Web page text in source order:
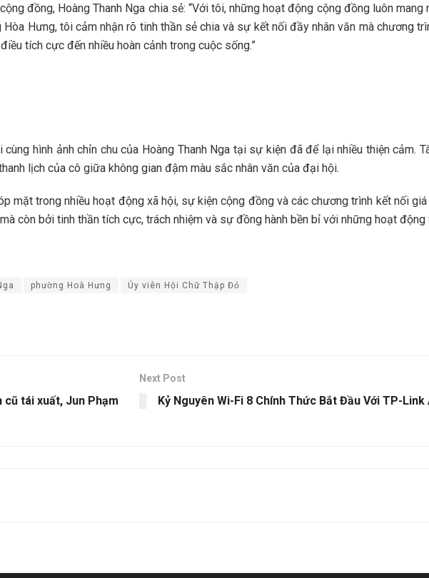
đồng, Hoàng Thanh Nga chia sẻ: “Với tôi, những hoạt động cộng đồng luôn
Hưng, tôi cảm nhận rõ tinh thần sẻ chia và sự kết nối đầy nhân văn mà chương
tích cực đến nhiều hoàn cảnh trong cuộc sống.”
hình ảnh chỉn chu của Hoàng Thanh Nga tại sự kiện đã để lại nhiều thiện cảm.
lịch của cô giữa không gian đậm màu sắc nhân văn của đại hội.
mặt trong nhiều hoạt động xã hội, sự kiện cộng đồng và các chương trình kết nối giá
còn bởi tinh thần tích cực, trách nhiệm và sự đồng hành bền bỉ với những hoạt
phường Hoà Hưng Ủy viên Hội Chữ Thập Đỏ
cũ tái xuất, Jun Phạm
Next Post
Kỷ Nguyên Wi-Fi 8 Chính Thức Bắt Đầu Với TP-